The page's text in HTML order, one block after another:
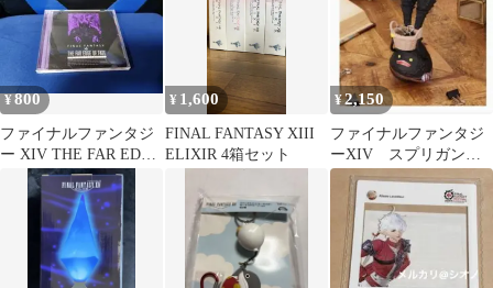
¥800
ファイナルファンタジ
ー XIV THE FAR EDGE
OF FATE BD
¥ 1,600
FINAL FANTASY XIII
ELIXIR 4箱セット
¥2,150
ファイナルファンタジ
ーXIV スプリガンの
ゆらゆら小物入れ